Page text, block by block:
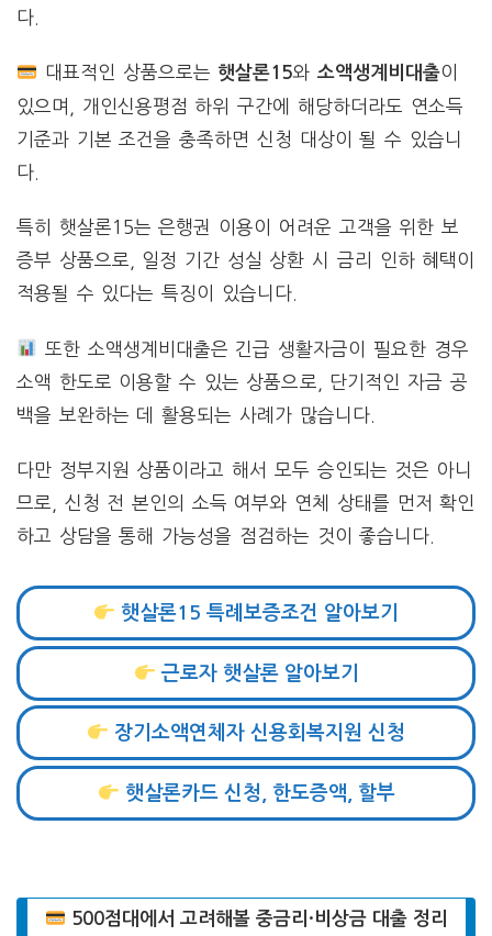
다.
대표적인 상품으로는 햇살론15와소액생계비대출이
있으며, 개인신용평점 하위 구간에 해당하더라도 연소득
기준과 기본 조건을 충족하면 신청 대상이 될 수 있습니
다.
특히 햇살론15는 은행권 이용이 어려운 고객을 위한 보
증부 상품으로, 일정 기간 성실 상환 시 금리 인하 혜택이
적용될 수 있다는 특징이 있습니다.
또한 소액생계비대출은 긴급 생활자금이 필요한 경우
소액 한도로 이용할 수 있는 상품으로, 단기적인 자금 공
백을 보완하는 데 활용되는 사례가 많습니다.
다만 정부지원 상품이라고 해서 모두 승인되는 것은 아니
므로, 신청 전 본인의 소득 여부와 연체 상태를 먼저 확인
하고 상담을 통해 가능성을 점검하는 것이 좋습니다.
햇살론15 특례보증조건 알아보기
근로자 햇살론 알아보기
장기소액연체자 신용회복지원 신청
햇살론카드 신청, 한도증액, 할부
500점대에서 고려해볼 중금리·비상금 대출 정리